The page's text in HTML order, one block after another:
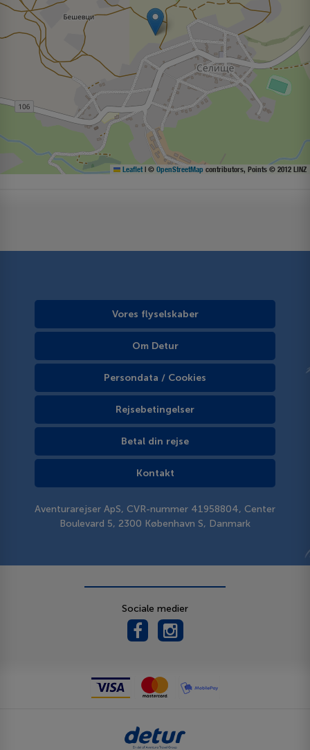
Leaflet | © OpenStreetMap contributors, Points © 2012 LINZ
Vores flyselskaber
Om Detur
Persondata / Cookies
Rejsebetingelser
Betal din rejse
Kontakt
Aventurarejser ApS, CVR-nummer 41958804, Center
Boulevard 5, 2300 København S, Danmark
Sociale medier